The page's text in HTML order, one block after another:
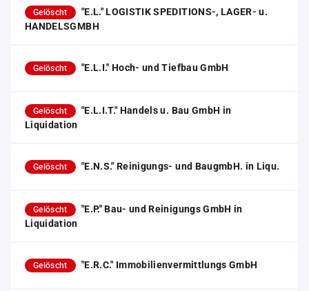
Gelöscht
"E.L." LOGISTIK SPEDITIONS-, LAGER- u.
HANDELSGMBH
Gelöscht "E.L.I." Hoch- und Tiefbau GmbH
Gelöscht
"E.L.I.T." Handels u. Bau GmbH in
Liquidation
Gelöscht "E.N.S." Reinigungs- und BaugmbH. in Liqu.
Gelöscht
"E.P." Bau- und Reinigungs GmbH in
Liquidation
Gelöscht "E.R.C." Immobilienvermittlungs GmbH